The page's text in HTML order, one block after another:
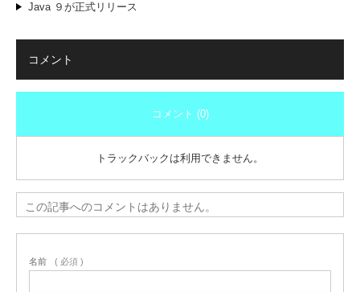
Java ９が正式リリース
コメント
コメント (0)
トラックバックは利用できません。
この記事へのコメントはありません。
名前 ( 必須 )